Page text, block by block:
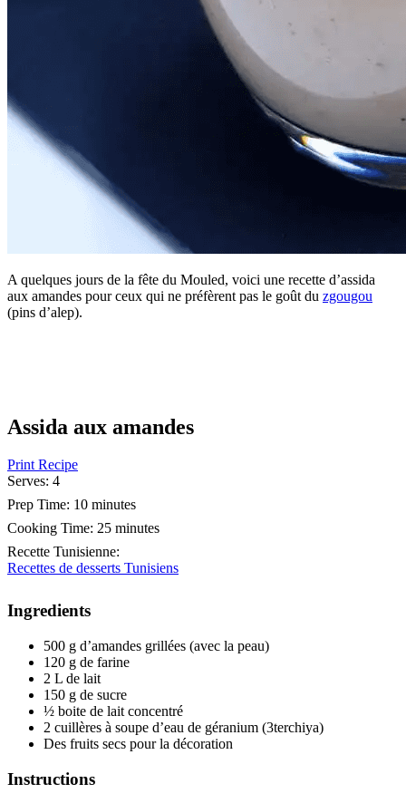
A quelques jours de la fête du Mouled, voici une recette d’assida
aux amandes pour ceux qui ne préfèrent pas le goût du zgougou
(pins d’alep).
Assida aux amandes
Print Recipe
Serves: 4
Prep Time: 10 minutes
Cooking Time: 25 minutes
Recette Tunisienne:
Recettes de desserts Tunisiens
Ingredients
500 g d’amandes grillées (avec la peau)
120 g de farine
2 L de lait
150 g de sucre
½ boite de lait concentré
2 cuillères à soupe d’eau de géranium (3terchiya)
Des fruits secs pour la décoration
Instructions